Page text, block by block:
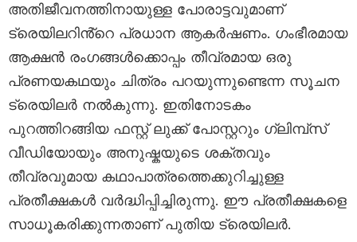
അതിജീവനത്തിനായുള്ള പോരാട്ടവുമാണ്
ട്രെയിലറിൻ്റെ പ്രധാന ആകർഷണം. ഗംഭീരമായ
ആക്ഷൻ രംഗങ്ങൾക്കൊപ്പം തീവ്രമായ ഒരു
പ്രണയകഥയും ചിത്രം പറയുന്നുണ്ടെന്ന സൂചന
ട്രെയിലർ നൽകുന്നു. ഇതിനോടകം
പുറത്തിറങ്ങിയ ഫസ്റ്റ് ലുക്ക് പോസ്റ്ററും ഗ്ലിമ്പ്സ്
വീഡിയോയും അനുഷ്കയുടെ ശക്തവും
തീവ്രവുമായ കഥാപാത്രത്തെക്കുറിച്ചുള്ള
പ്രതീക്ഷകൾ വർദ്ധിപ്പിച്ചിരുന്നു. ഈ പ്രതീക്ഷകളെ
സാധൂകരിക്കുന്നതാണ് പുതിയ ട്രെയിലർ.